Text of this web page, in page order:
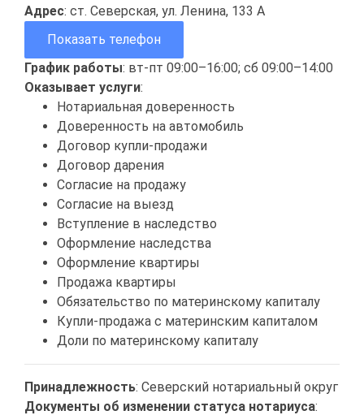
Адрес: ст. Северская, ул. Ленина, 133 А
Показать телефон
График работы: вт-пт 09:00–16:00; сб 09:00–14:00
Оказывает услуги:
Нотариальная доверенность
Доверенность на автомобиль
Договор купли-продажи
Договор дарения
Согласие на продажу
Согласие на выезд
Вступление в наследство
Оформление наследства
Оформление квартиры
Продажа квартиры
Обязательство по материнскому капиталу
Купли-продажа с материнским капиталом
Доли по материнскому капиталу
Принадлежность: Северский нотариальный округ
Документы об изменении статуса нотариуса: